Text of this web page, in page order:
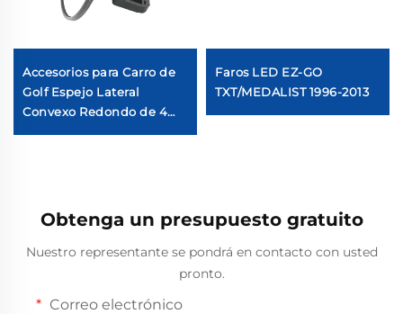
Accesorios para Carro de
Golf Espejo Lateral
Convexo Redondo de 4
Faros LED EZ-GO
TXT/MEDALIST 1996-2013
Obtenga un presupuesto gratuito
Nuestro representante se pondrá en contacto con usted
pronto.
Correo electrónico